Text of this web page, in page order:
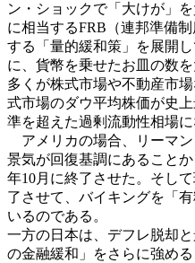
ン・ショックで「大けが」
に相当するFRB（連邦準備
する「量的緩和策」を展開
に、貨幣を乗せたお皿の数
多くが株式市場や不動産市
式市場のダウ平均株価が史
準を超えた過剰流動性相場
アメリカの場合、リーマン
景気が回復基調にあること
年10月に終了させた。そし
了させて、バイキングを「
いるのである。
一方の日本は、デフレ脱却
の金融緩和」をさらに強め